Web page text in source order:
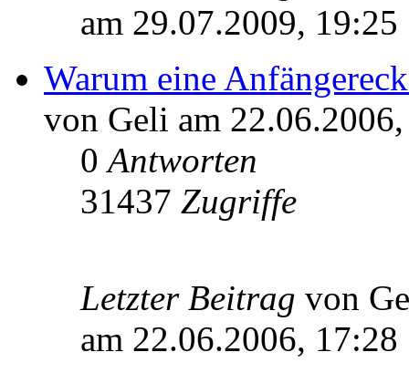
am 29.07.2009, 19:25
Warum eine
von Geli am
0Antworten
31437 Zugriffe
Letzter Beitrag von
am 22.06.2006, 17:28